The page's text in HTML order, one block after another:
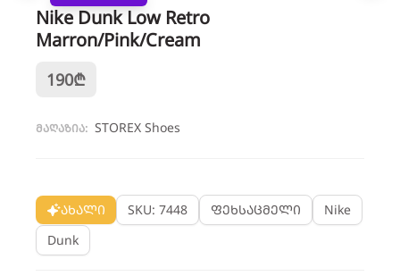
Nike Dunk Low Retro
Marron/Pink/Cream
190₾
მაღაზია: STOREX Shoes
ახალი SKU: 7448 ფეხსაცმელი
Nike
Dunk